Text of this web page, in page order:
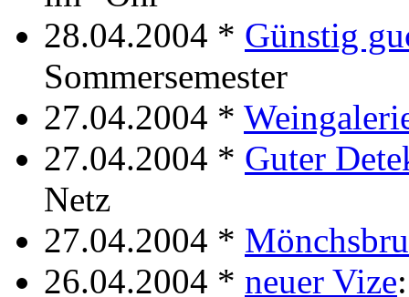
28.04.2004 * Günstig
Sommersemester
27.04.2004 *
27.04.2004 * Guter
Netz
27.04.2004 *
26.04.2004 * neuer Vize